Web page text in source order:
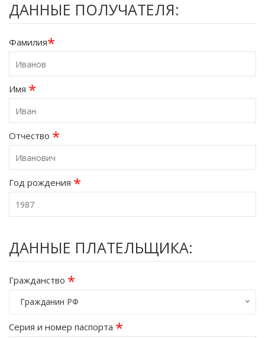
ДАННЫЕ ПОЛУЧАТЕЛЯ:
Фамилия*
Имя *
Отчество *
Год рождения *
ДАННЫЕ ПЛАТЕЛЬЩИКА:
Гражданство *
Гражданин РФ
Серия и номер паспорта *